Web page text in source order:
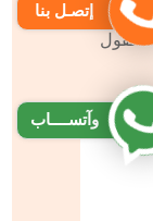
الحقول
إتصـل بنا
وآتســــاب